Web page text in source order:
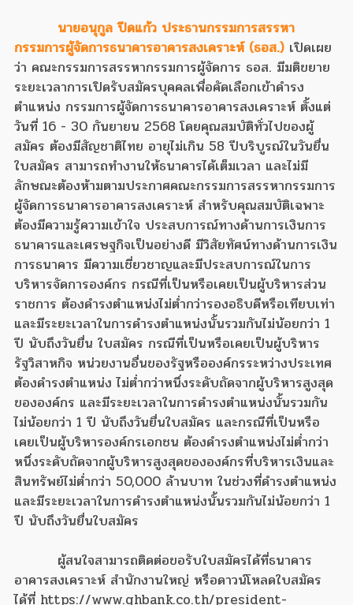
นายอนุกูล ปีดแก้ว ประธานกรรมการสรรหา
กรรมการผู้จัดการธนาคารอาคารสงเคราะห์ (ธอส.) เปิดเผย
ว่า คณะกรรมการสรรหากรรมการผู้จัดการ ธอส. มีมติขยาย
ระยะเวลาการเปิดรับสมัครบุคคลเพื่อคัดเลือกเข้าดำรง
ตำแหน่ง กรรมการผู้จัดการธนาคารอาคารสงเคราะห์ ตั้งแต่
วันที่ 16 - 30 กันยายน 2568 โดยคุณสมบัติทั่วไปของผู้
สมัคร ต้องมีสัญชาติไทย อายุไม่เกิน 58 ปีบริบูรณ์ในวันยื่น
ใบสมัคร สามารถทำงานให้ธนาคารได้เต็มเวลา และไม่มี
ลักษณะต้องห้ามตามประกาศคณะกรรมการสรรหากรรมการ
ผู้จัดการธนาคารอาคารสงเคราะห์ สำหรับคุณสมบัติเฉพาะ
ต้องมีความรู้ความเข้าใจ ประสบการณ์ทางด้านการเงินการ
ธนาคารและเศรษฐกิจเป็นอย่างดี มีวิสัยทัศน์ทางด้านการเงิน
การธนาคาร มีความเชี่ยวชาญและมีประสบการณ์ในการ
บริหารจัดการองค์กร กรณีที่เป็นหรือเคยเป็นผู้บริหารส่วน
ราชการ ต้องดำรงตำแหน่งไม่ต่ำกว่ารองอธิบดีหรือเทียบเท่า
และมีระยะเวลาในการดำรงตำแหน่งนั้นรวมกันไม่น้อยกว่า 1
ปี นับถึงวันยื่น ใบสมัคร กรณีที่เป็นหรือเคยเป็นผู้บริหาร
รัฐวิสาหกิจ หน่วยงานอื่นของรัฐหรือองค์กรระหว่างประเทศ
ต้องดำรงตำแหน่ง ไม่ต่ำกว่าหนึ่งระดับถัดจากผู้บริหารสูงสุด
ขององค์กร และมีระยะเวลาในการดำรงตำแหน่งนั้นรวมกัน
ไม่น้อยกว่า 1 ปี นับถึงวันยื่นใบสมัคร และกรณีที่เป็นหรือ
เคยเป็นผู้บริหารองค์กรเอกชน ต้องดำรงตำแหน่งไม่ต่ำกว่า
หนึ่งระดับถัดจากผู้บริหารสูงสุดขององค์กรที่บริหารเงินและ
สินทรัพย์ไม่ต่ำกว่า 50,000 ล้านบาท ในช่วงที่ดำรงตำแหน่ง
และมีระยะเวลาในการดำรงตำแหน่งนั้นรวมกันไม่น้อยกว่า 1
ปี นับถึงวันยื่นใบสมัคร
ผู้สนใจสามารถติดต่อขอรับใบสมัครได้ที่ธนาคาร
อาคารสงเคราะห์ สำนักงานใหญ่ หรือดาวน์โหลดใบสมัคร
ได้ที่ https://www.ghbank.co.th/president-